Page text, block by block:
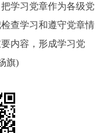
学习党章作为各级党
查学习和遵守党章情
内容，形成学习党
旗)